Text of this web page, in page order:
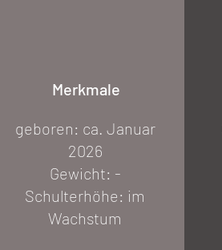
Merkmale
geboren: ca. Januar
2026
Gewicht: -
Schulterhöhe: im
Wachstum